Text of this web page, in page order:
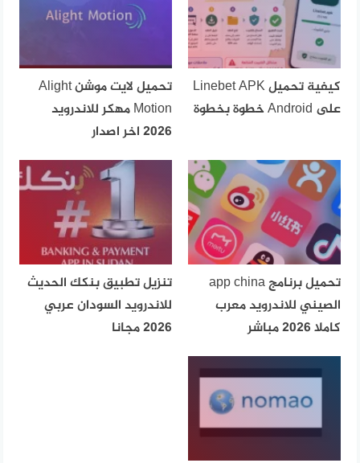
كيفية تحميل Linebet APK
على Android خطوة بخطوة
تحميل لايت موشن Alight
Motion مهكر للاندرويد
2026 اخر اصدار
تحميل برنامج app china
الصيني للاندرويد معرب
كاملا 2026 مباشر
تنزيل تطبيق بنكك الحديث
للاندرويد السودان عربي
2026 مجانا